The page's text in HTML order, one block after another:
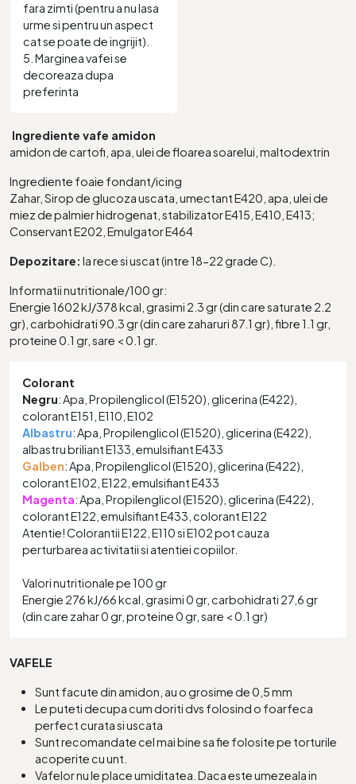
fara zimti (pentru a nu lasa
urme si pentru un aspect
cat se poate de ingrijit).
5. Marginea vafei se
decoreaza dupa
preferinta
Ingrediente vafe amidon
amidon de cartofi, apa, ulei de floarea soarelui, maltodextrin
Ingrediente foaie fondant/icing
Zahar, Sirop de glucoza uscata, umectant E420, apa, ulei de
miez de palmier hidrogenat, stabilizator E415, E410, E413;
Conservant E202, Emulgator E464
Depozitare: la rece si uscat (intre 18-22 grade C).
Informatii nutritionale/100 gr:
Energie 1602 kJ/378 kcal, grasimi 2.3 gr (din care saturate 2.2
gr), carbohidrati 90.3 gr (din care zaharuri 87.1 gr), fibre 1.1 gr,
proteine 0.1 gr, sare < 0.1 gr.
Colorant
Negru: Apa, Propilenglicol (E1520), glicerina (E422),
colorant E151, E110, E102
Albastru: Apa, Propilenglicol (E1520), glicerina (E422),
albastru briliant E133, emulsifiant E433
Galben: Apa, Propilenglicol (E1520), glicerina (E422),
colorant E102, E122, emulsifiant E433
Magenta: Apa, Propilenglicol (E1520), glicerina (E422),
colorant E122, emulsifiant E433, colorant E122
Atentie! Colorantii E122, E110 si E102 pot cauza
perturbarea activitatii si atentiei copiilor.
Valori nutritionale pe 100 gr
Energie 276 kJ/66 kcal, grasimi 0 gr, carbohidrati 27,6 gr
(din care zahar 0 gr, proteine 0 gr, sare < 0.1 gr)
VAFELE
Sunt facute din amidon, au o grosime de 0,5 mm
Le puteti decupa cum doriti dvs folosind o foarfeca
perfect curata si uscata
Sunt recomandate cel mai bine sa fie folosite pe torturile
acoperite cu unt.
Vafelor nu le place umiditatea. Daca este umezeala in